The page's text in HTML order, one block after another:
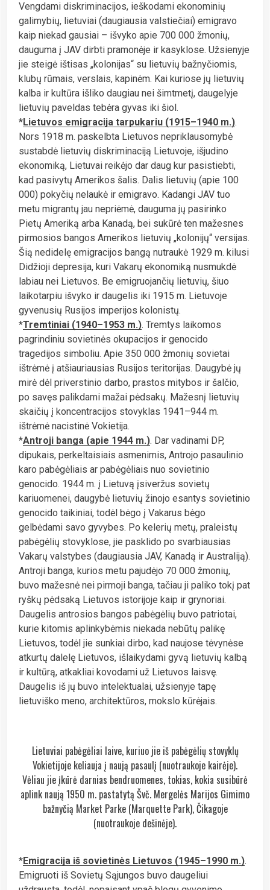
Vengdami diskriminacijos, ieškodami ekonominių
galimybių, lietuviai (daugiausia valstiečiai) emigravo
kaip niekad gausiai – išvyko apie 700 000 žmonių,
dauguma į JAV dirbti pramonėje ir kasyklose. Užsienyje
jie steigė ištisas „kolonijas“ su lietuvių bažnyčiomis,
klubų rūmais, verslais, kapinėm. Kai kuriose jų lietuvių
kalba ir kultūra išliko daugiau nei šimtmetį, daugelyje
lietuvių paveldas tebėra gyvas iki šiol.
*Lietuvos emigracija tarpukariu (1915–1940 m.).
Nors 1918 m. paskelbta Lietuvos nepriklausomybė
sustabdė lietuvių diskriminaciją Lietuvoje, išjudino
ekonomiką, Lietuvai reikėjo dar daug kur pasistiebti,
kad pasivytų Amerikos šalis. Dalis lietuvių (apie 100
000) pokyčių nelaukė ir emigravo. Kadangi JAV tuo
metu migrantų jau nepriėmė, dauguma jų pasirinko
Pietų Ameriką arba Kanadą, bei sukūrė ten mažesnes
pirmosios bangos Amerikos lietuvių „kolonijų“ versijas.
Šią nedidelę emigracijos bangą nutraukė 1929 m. kilusi
Didžioji depresija, kuri Vakarų ekonomiką nusmukdė
labiau nei Lietuvos. Be emigruojančių lietuvių, šiuo
laikotarpiu išvyko ir daugelis iki 1915 m. Lietuvoje
gyvenusių Rusijos imperijos kolonistų.
*Tremtiniai (1940–1953 m.). Tremtys laikomos
pagrindiniu sovietinės okupacijos ir genocido
tragedijos simboliu. Apie 350 000 žmonių sovietai
ištrėmė į atšiauriausias Rusijos teritorijas. Daugybė jų
mirė dėl priverstinio darbo, prastos mitybos ir šalčio,
po savęs palikdami mažai pėdsakų. Mažesnį lietuvių
skaičių į koncentracijos stovyklas 1941–944 m.
ištrėmė nacistinė Vokietija.
*Antroji banga (apie 1944 m.). Dar vadinami DP,
dipukais, perkeltaisiais asmenimis, Antrojo pasaulinio
karo pabėgėliais ar pabėgėliais nuo sovietinio
genocido. 1944 m. į Lietuvą įsiveržus sovietų
kariuomenei, daugybė lietuvių žinojo esantys sovietinio
genocido taikiniai, todėl bėgo į Vakarus bėgo
gelbėdami savo gyvybes. Po kelerių metų, praleistų
pabėgėlių stovyklose, jie pasklido po svarbiausias
Vakarų valstybes (daugiausia JAV, Kanadą ir Australiją).
Antroji banga, kurios metu pajudėjo 70 000 žmonių,
buvo mažesnė nei pirmoji banga, tačiau ji paliko tokį pat
ryškų pėdsaką Lietuvos istorijoje kaip ir grynoriai.
Daugelis antrosios bangos pabėgėlių buvo patriotai,
kurie kitomis aplinkybėmis niekada nebūtų palikę
Lietuvos, todėl jie sunkiai dirbo, kad naujose tėvynėse
atkurtų dalelę Lietuvos, išlaikydami gyvą lietuvių kalbą
ir kultūrą, atkakliai kovodami už Lietuvos laisvę.
Daugelis iš jų buvo intelektualai, užsienyje tapę
lietuviško meno, architektūros, mokslo kūrėjais.
Lietuviai pabėgėliai laive, kuriuo jie iš pabėgėlių stovyklų
Vokietijoje keliauja į naują pasaulį (nuotraukoje kairėje).
Vėliau jie įkūrė darnias bendruomenes, tokias, kokia susibūrė
aplink naują 1950 m. pastatytą Švč. Mergelės Marijos Gimimo
bažnyčią Market Parke (Marquette Park), Čikagoje
(nuotraukoje dešinėje).
*Emigracija iš sovietinės Lietuvos (1945–1990 m.).
Emigruoti iš Sovietų Sąjungos buvo daugeliui